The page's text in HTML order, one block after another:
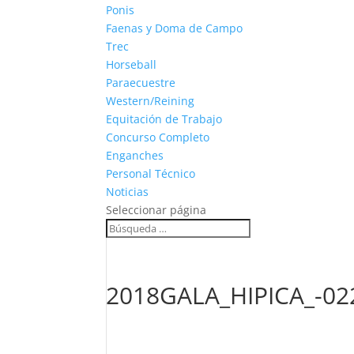
Ponis
Faenas y Doma de Campo
Trec
Horseball
Paraecuestre
Western/Reining
Equitación de Trabajo
Concurso Completo
Enganches
Personal Técnico
Noticias
Seleccionar página
2018GALA_HIPICA_-